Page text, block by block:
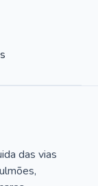
das vias